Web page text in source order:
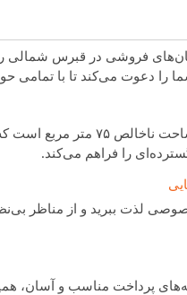
فروشی در قبرس شمالی
را دعوت می‌کند تا با تمامی
لذت ببرید و از مناظر
پرداخت مناسب و آسان،